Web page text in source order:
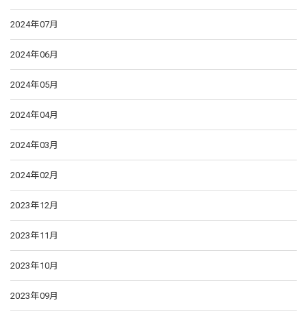
2024年07月
2024年06月
2024年05月
2024年04月
2024年03月
2024年02月
2023年12月
2023年11月
2023年10月
2023年09月